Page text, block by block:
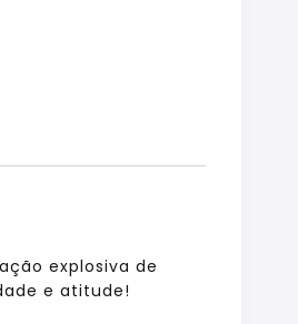
explosiva de
e atitude!